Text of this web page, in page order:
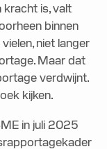
is, valt
binnen
niet langer
Maar dat
verdwijnt.
kijken.
in juli 2025